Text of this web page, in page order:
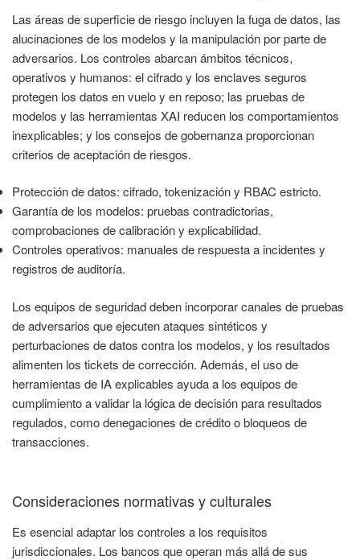
Las áreas de superficie de riesgo incluyen la fuga de datos, las
alucinaciones de los modelos y la manipulación por parte de
adversarios. Los controles abarcan ámbitos técnicos,
operativos y humanos: el cifrado y los enclaves seguros
protegen los datos en vuelo y en reposo; las pruebas de
modelos y las herramientas XAI reducen los comportamientos
inexplicables; y los consejos de gobernanza proporcionan
criterios de aceptación de riesgos.
Protección de datos: cifrado, tokenización y RBAC estricto.
Garantía de los modelos: pruebas contradictorias,
comprobaciones de calibración y explicabilidad.
Controles operativos: manuales de respuesta a incidentes y
registros de auditoría.
Los equipos de seguridad deben incorporar canales de pruebas
de adversarios que ejecuten ataques sintéticos y
perturbaciones de datos contra los modelos, y los resultados
alimenten los tickets de corrección. Además, el uso de
herramientas de IA explicables ayuda a los equipos de
cumplimiento a validar la lógica de decisión para resultados
regulados, como denegaciones de crédito o bloqueos de
transacciones.
Consideraciones normativas y culturales
Es esencial adaptar los controles a los requisitos
jurisdiccionales. Los bancos que operan más allá de sus